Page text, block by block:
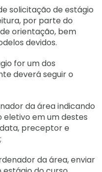
solicitação de estágio
por parte do
orientação, bem
devidos.
for um dos
deverá seguir o
da área indicando
eletivo em um destes
preceptor e
da área, enviar